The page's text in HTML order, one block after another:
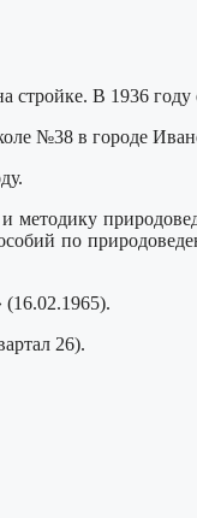
В 1936
№38 в городе
по
26).